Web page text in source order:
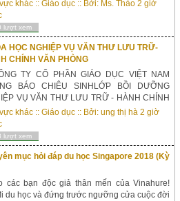
dạy hoặc muốn dạy nghề ở các trường
T...
khác ::Giáo dục :: Bởi: Ms. Thảo 2 giờ
lượt xem
HỌC NGHIỆP VỤ VĂN THƯ LƯU TRỮ-
CHÍNH VĂN PHÒNG
TY CỔ PHẦN GIÁO DỤC VIỆT NAM
BÁO CHIÊU SINHLỚP BỒI DƯỠNG
VỤ VĂN THƯ LƯU TRỮ - HÀNH CHÍNH
PHÒNG I. Mục đích của lớp học 1.
trang ...
khác ::Giáo dục :: Bởi:ung thị hà 2 giờ
lượt xem
mục hỏi đáp du học Singapore 2018 (Kỳ
các bạn độc giả thân mến của Vinahure!
du học và đứng trước ngưỡng cửa cuộc đời